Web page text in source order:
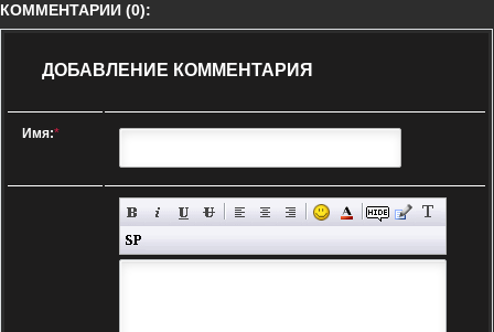
КОММЕНТАРИИ (0):
ДОБАВЛЕНИЕ КОММЕНТАРИЯ
Имя:*